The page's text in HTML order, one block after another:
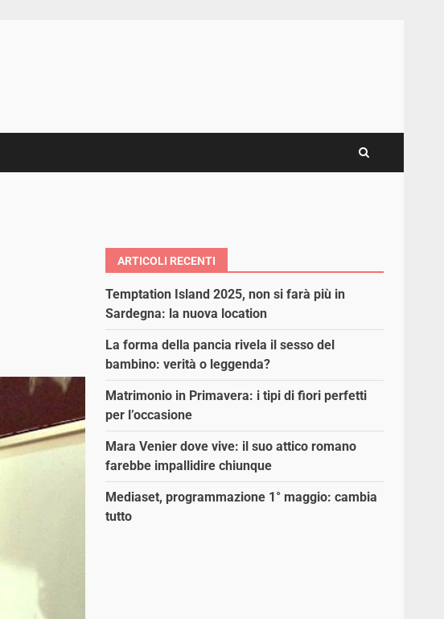
ARTICOLI RECENTI
Temptation Island 2025, non si farà più in
Sardegna: la nuova location
La forma della pancia rivela il sesso del
bambino: verità o leggenda?
Matrimonio in Primavera: i tipi di fiori perfetti
per l’occasione
Mara Venier dove vive: il suo attico romano
farebbe impallidire chiunque
Mediaset, programmazione 1° maggio: cambia
tutto